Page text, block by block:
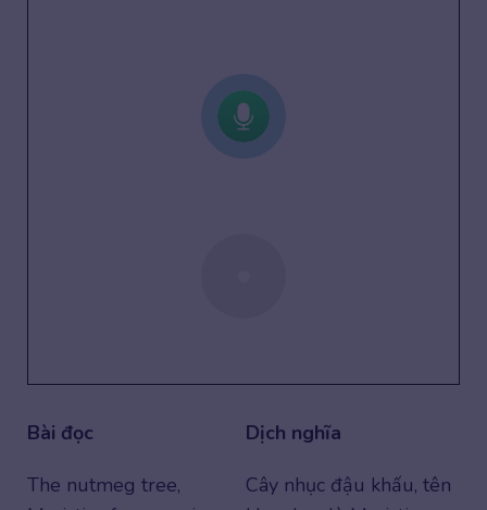
Bài đọc
Dịch nghĩa
The nutmeg tree,
Cây nhục đậu khấu, tên